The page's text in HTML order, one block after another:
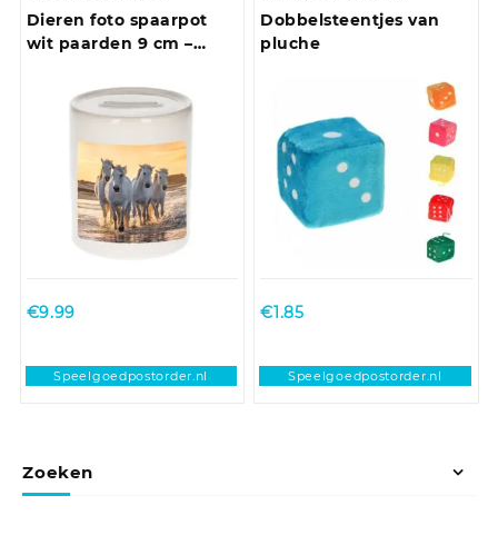
Dieren foto spaarpot
wit paarden 9 cm –
jongens en meisjes
€9.99
Speelgoedpostorder.nl
Dobbelsteentjes van
pluche
€1.85
Speelgoedpostorder.nl
Zoeken